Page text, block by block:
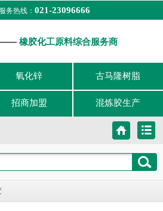
务热线： 021-23096666
——橡胶化工原料综合服务商
氧化锌 古马隆树脂
招商加盟 混炼胶生产